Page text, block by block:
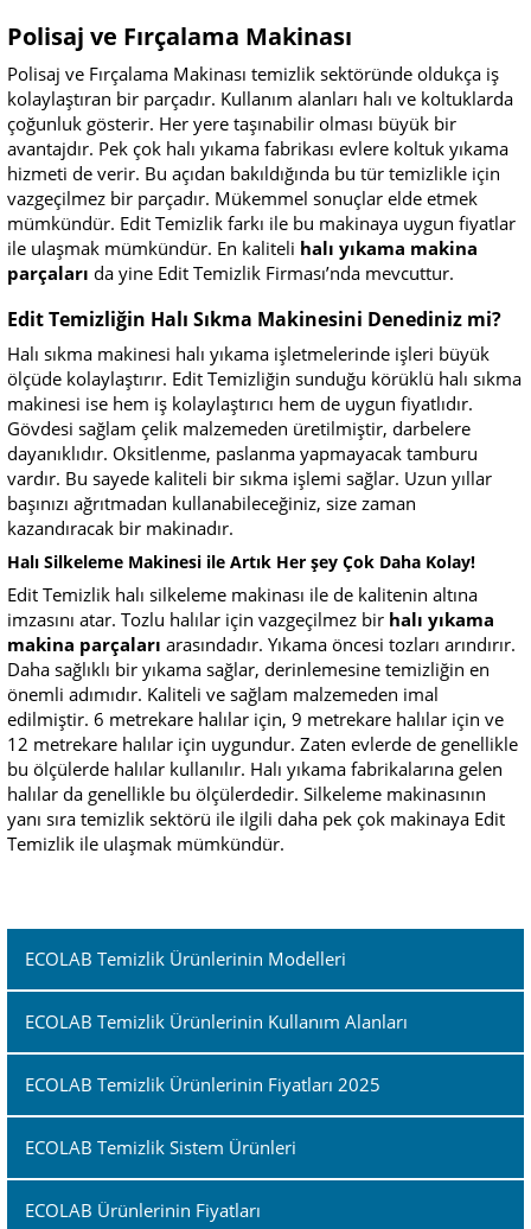
Polisaj ve Fırçalama Makinası
Polisaj ve Fırçalama Makinası temizlik sektöründe oldukça iş
kolaylaştıran bir parçadır. Kullanım alanları halı ve koltuklarda
çoğunluk gösterir. Her yere taşınabilir olması büyük bir
avantajdır. Pek çok halı yıkama fabrikası evlere koltuk yıkama
hizmeti de verir. Bu açıdan bakıldığında bu tür temizlikle için
vazgeçilmez bir parçadır. Mükemmel sonuçlar elde etmek
mümkündür. Edit Temizlik farkı ile bu makinaya uygun fiyatlar
ile ulaşmak mümkündür. En kaliteli halı yıkama makina
parçaları da yine Edit Temizlik Firması’nda mevcuttur.
Edit Temizliğin Halı Sıkma Makinesini Denediniz mi?
Halı sıkma makinesi halı yıkama işletmelerinde işleri büyük
ölçüde kolaylaştırır. Edit Temizliğin sunduğu körüklü halı sıkma
makinesi ise hem iş kolaylaştırıcı hem de uygun fiyatlıdır.
Gövdesi sağlam çelik malzemeden üretilmiştir, darbelere
dayanıklıdır. Oksitlenme, paslanma yapmayacak tamburu
vardır. Bu sayede kaliteli bir sıkma işlemi sağlar. Uzun yıllar
başınızı ağrıtmadan kullanabileceğiniz, size zaman
kazandıracak bir makinadır.
Halı Silkeleme Makinesi ile Artık Her şey Çok Daha Kolay!
Edit Temizlik halı silkeleme makinası ile de kalitenin altına
imzasını atar. Tozlu halılar için vazgeçilmez bir halı yıkama
makina parçaları arasındadır. Yıkama öncesi tozları arındırır.
Daha sağlıklı bir yıkama sağlar, derinlemesine temizliğin en
önemli adımıdır. Kaliteli ve sağlam malzemeden imal
edilmiştir. 6 metrekare halılar için, 9 metrekare halılar için ve
12 metrekare halılar için uygundur. Zaten evlerde de genellikle
bu ölçülerde halılar kullanılır. Halı yıkama fabrikalarına gelen
halılar da genellikle bu ölçülerdedir. Silkeleme makinasının
yanı sıra temizlik sektörü ile ilgili daha pek çok makinaya Edit
Temizlik ile ulaşmak mümkündür.
ECOLAB Temizlik Ürünlerinin Modelleri
ECOLAB Temizlik Ürünlerinin Kullanım Alanları
ECOLAB Temizlik Ürünlerinin Fiyatları 2025
ECOLAB Temizlik Sistem Ürünleri
ECOLAB Ürünlerinin Fiyatları